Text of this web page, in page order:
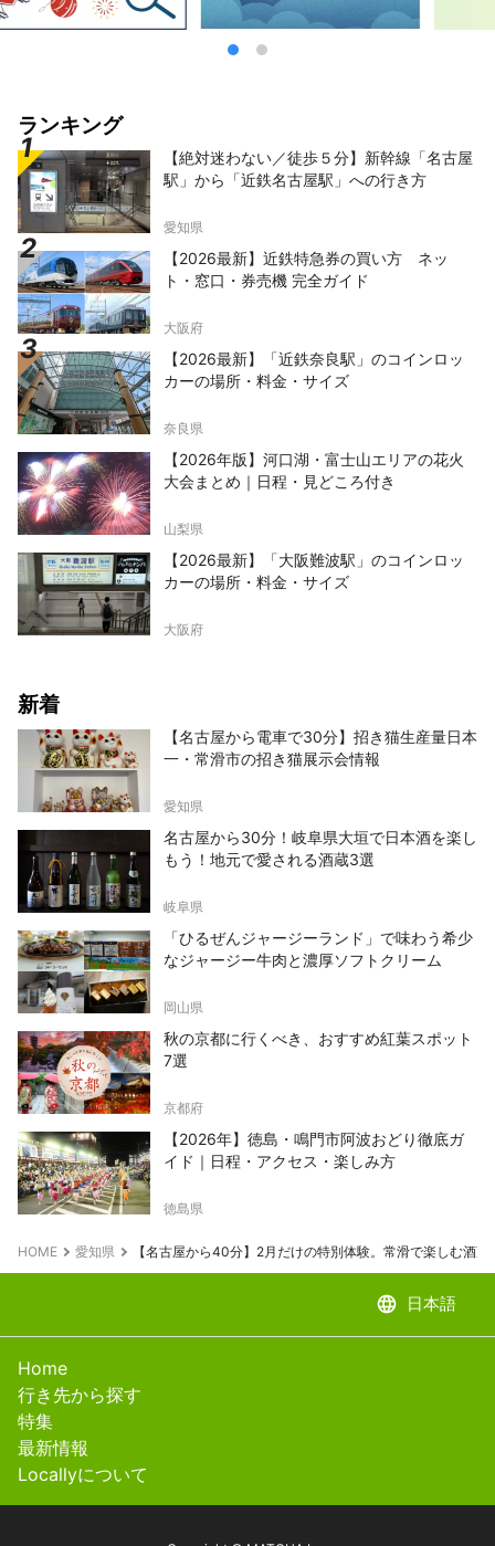
ランキング
【絶対迷わない／徒歩５分】新幹線「名古屋
駅」から「近鉄名古屋駅」への行き方
愛知県
【2026最新】近鉄特急券の買い方 ネッ
ト・窓口・券売機 完全ガイド
大阪府
【2026最新】「近鉄奈良駅」のコインロッ
カーの場所・料金・サイズ
奈良県
【2026年版】河口湖・富士山エリアの花火
大会まとめ｜日程・見どころ付き
山梨県
【2026最新】「大阪難波駅」のコインロッ
カーの場所・料金・サイズ
大阪府
新着
【名古屋から電車で30分】招き猫生産量日本
一・常滑市の招き猫展示会情報
愛知県
名古屋から30分！岐阜県大垣で日本酒を楽し
もう！地元で愛される酒蔵3選
岐阜県
「ひるぜんジャージーランド」で味わう希少
なジャージー牛肉と濃厚ソフトクリーム
岡山県
秋の京都に行くべき、おすすめ紅葉スポット
7選
京都府
【2026年】徳島・鳴門市阿波おどり徹底ガ
イド｜日程・アクセス・楽しみ方
徳島県
HOME 愛知県 【名古屋から40分】2月だけの特別体験。常滑で楽しむ酒蔵
language 日本語
Home
行き先から探す
特集
最新情報
Locallyについて